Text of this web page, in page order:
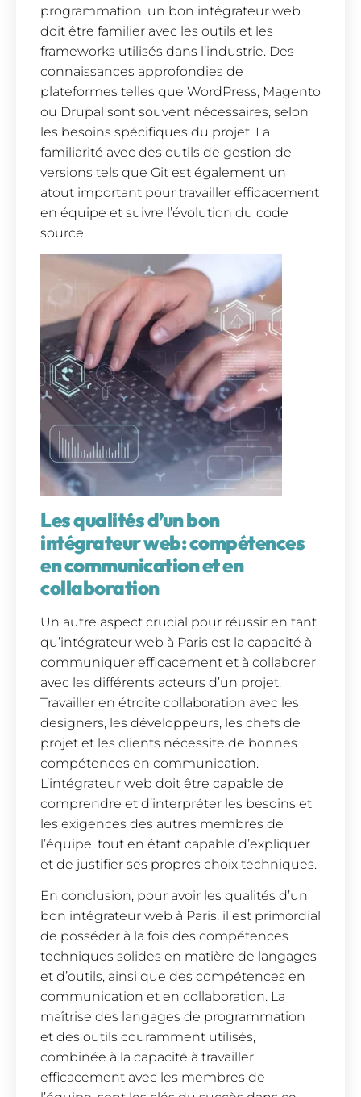
programmation, un bon intégrateur web
doit être familier avec les outils et les
frameworks utilisés dans l’industrie. Des
connaissances approfondies de
plateformes telles que WordPress, Magento
ou Drupal sont souvent nécessaires, selon
les besoins spécifiques du projet. La
familiarité avec des outils de gestion de
versions tels que Git est également un
atout important pour travailler efficacement
en équipe et suivre l’évolution du code
source.
Les qualités d’un bon
intégrateur web: compétences
en communication et en
collaboration
Un autre aspect crucial pour réussir en tant
qu’intégrateur web à Paris est la capacité à
communiquer efficacement et à collaborer
avec les différents acteurs d’un projet.
Travailler en étroite collaboration avec les
designers, les développeurs, les chefs de
projet et les clients nécessite de bonnes
compétences en communication.
L’intégrateur web doit être capable de
comprendre et d’interpréter les besoins et
les exigences des autres membres de
l’équipe, tout en étant capable d’expliquer
et de justifier ses propres choix techniques.
En conclusion, pour avoir les qualités d’un
bon intégrateur web à Paris, il est primordial
de posséder à la fois des compétences
techniques solides en matière de langages
et d’outils, ainsi que des compétences en
communication et en collaboration. La
maîtrise des langages de programmation
et des outils couramment utilisés,
combinée à la capacité à travailler
efficacement avec les membres de